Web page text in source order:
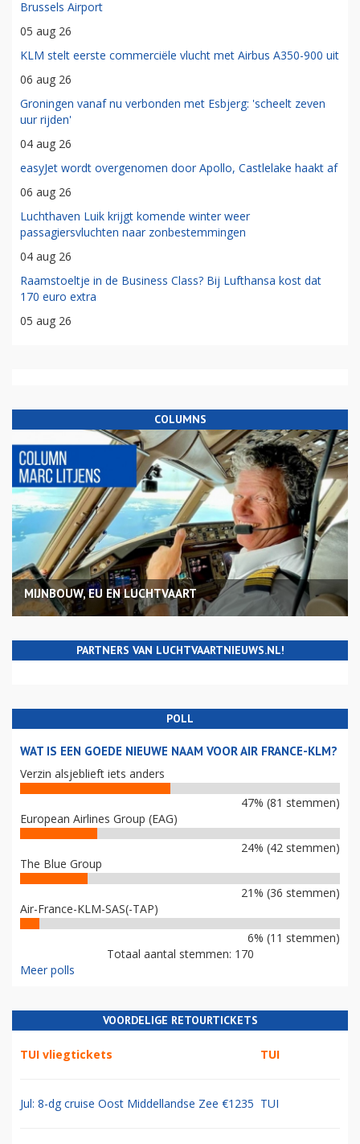
Brussels Airport
05 aug 26
KLM stelt eerste commerciële vlucht met Airbus A350-900 uit
06 aug 26
Groningen vanaf nu verbonden met Esbjerg: 'scheelt zeven
uur rijden'
04 aug 26
easyJet wordt overgenomen door Apollo, Castlelake haakt af
06 aug 26
Luchthaven Luik krijgt komende winter weer
passagiersvluchten naar zonbestemmingen
04 aug 26
Raamstoeltje in de Business Class? Bij Lufthansa kost dat
170 euro extra
05 aug 26
COLUMNS
MIJNBOUW, EU EN LUCHTVAART
PARTNERS VAN LUCHTVAARTNIEUWS.NL!
POLL
WAT IS EEN GOEDE NIEUWE NAAM VOOR AIR FRANCE-KLM?
Verzin alsjeblieft iets anders
47% (81 stemmen)
European Airlines Group (EAG)
24% (42 stemmen)
The Blue Group
21% (36 stemmen)
Air-France-KLM-SAS(-TAP)
6% (11 stemmen)
Totaal aantal stemmen: 170
Meer polls
VOORDELIGE RETOURTICKETS
TUI vliegtickets TUI
Jul: 8-dg cruise Oost Middellandse Zee €1235 TUI